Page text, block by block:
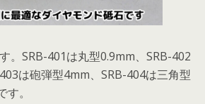
。SRB-401は丸型0.9mm、SRB-402
は砲弾型4mm、SRB-404は三角型
。